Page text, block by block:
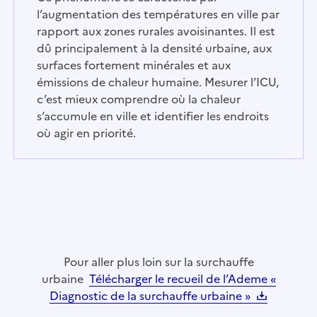
l’augmentation des températures en ville par
rapport aux zones rurales avoisinantes. Il est
dû principalement à la densité urbaine, aux
surfaces fortement minérales et aux
émissions de chaleur humaine. Mesurer l’ICU,
c’est mieux comprendre où la chaleur
s’accumule en ville et identifier les endroits
où agir en priorité.
Pour aller plus loin sur la surchauffe
urbaine Télécharger le recueil de l’Ademe «
Diagnostic de la surchauffe urbaine »